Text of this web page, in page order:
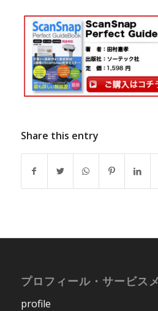
Share this entry
プロフィール・サービス
profile